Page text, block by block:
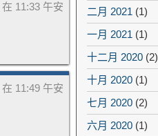
11:33 午安
11:49 午安
二月 2021 (1)
一月 2021 (1)
十二月 2020 (2)
十月 2020 (1)
七月 2020 (2)
六月 2020 (1)